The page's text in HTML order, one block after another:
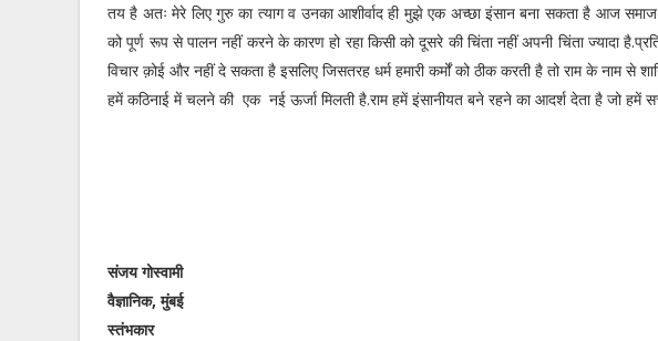
तय है अतः मेरे लिए गुरु का त्याग व उनका आशीर्वाद ही मुझे एक अच्छा इंसान बना सकता है आज समाज
को पूर्ण रूप से पालन नहीं करने के कारण हो रहा किसी को दूसरे की चिंता नहीं अपनी चिंता ज्यादा
विचार क़ोई और नहीं दे सकता है इसलिए जिसतरह धर्म हमारी कर्मों को ठीक करती है तो राम के नाम से
हमें कठिनाई में चलने की एक नई ऊर्जा मिलती है.राम हमें इंसानीयत बने रहने का आदर्श देता है जो हमें
संजय गोस्वामी
वैज्ञानिक, मुंबई
स्तंभकार